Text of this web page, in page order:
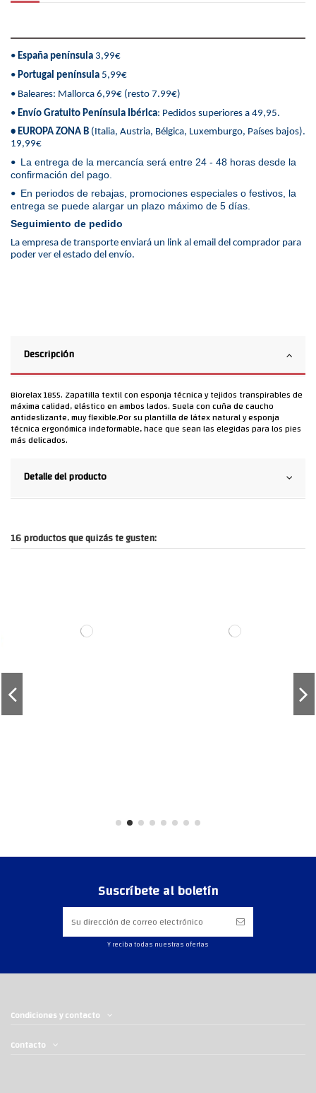
• España península 3,99€
• Portugal península 5,99€
• Baleares: Mallorca 6,99€ (resto 7.99€)
• Envío Gratuito Península Ibérica: Pedidos superiores a 49,95.
• EUROPA ZONA B (Italia, Austria, Bélgica, Luxemburgo, Países bajos).
19,99€
• La entrega de la mercancía será entre 24 - 48 horas desde la
confirmación del pago.
• En periodos de rebajas, promociones especiales o festivos, la
entrega se puede alargar un plazo máximo de 5 días.
Seguimiento de pedido
La empresa de transporte enviará un link al email del comprador para
poder ver el estado del envío.
Descripción
Biorelax 1855. Zapatilla textil con esponja técnica y tejidos transpirables de
máxima calidad, elástico en ambos lados. Suela con cuña de caucho
antideslizante, muy flexible.Por su plantilla de látex natural y esponja
técnica ergonómica indeformable, hace que sean las elegidas para los pies
más delicados.
Detalle del producto
16 productos que quizás te gusten:
Suscríbete al boletín
Y reciba todas nuestras ofertas
Condiciones y contacto
Contacto